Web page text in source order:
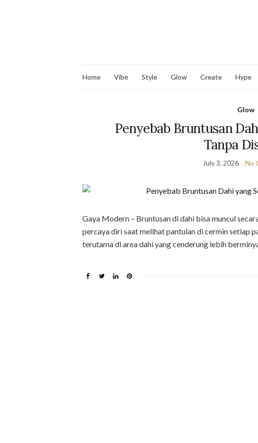
Home Vibe Style Glow Create Hype
Glow
Penyebab Bruntusan
Tanpa
July 3, 2026 No
Gaya Modern – Bruntusan di dahi bisa muncul
percaya diri saat melihat pantulan di cermin setiap
terutama di area dahi yang cenderung lebih